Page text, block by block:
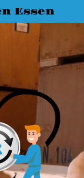
Essen